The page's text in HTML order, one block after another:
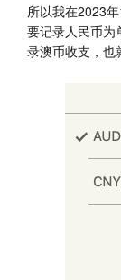
所以我在2023
要记录人民币为
录澳币收支，也